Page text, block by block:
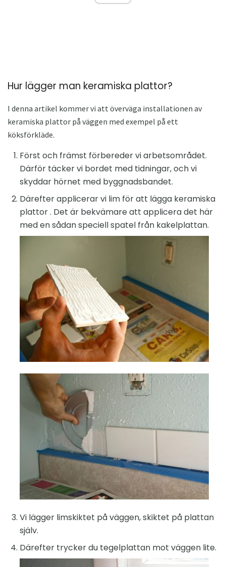
Hur lägger man keramiska plattor?
I denna artikel kommer vi att överväga installationen av
keramiska plattor på väggen med exempel på ett
köksförkläde.
Först och främst förbereder vi arbetsområdet.
Därför täcker vi bordet med tidningar, och vi
skyddar hörnet med byggnadsbandet.
Därefter applicerar vi lim för att lägga keramiska
plattor . Det är bekvämare att applicera det här
med en sådan speciell spatel från kakelplattan.
Vi lägger limskiktet på väggen, skiktet på plattan
själv.
Därefter trycker du tegelplattan mot väggen lite.